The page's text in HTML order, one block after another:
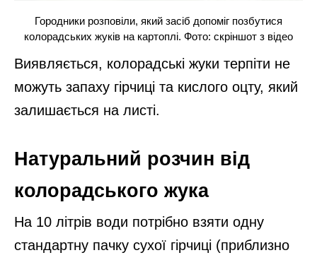
Городники розповіли, який засіб допоміг позбутися
колорадських жуків на картоплі. Фото: скріншот з відео
Виявляється, колорадські жуки терпіти не
можуть запаху гірчиці та кислого оцту, який
залишається на листі.
Натуральний розчин від
колорадського жука
На 10 літрів води потрібно взяти одну
стандартну пачку сухої гірчиці (приблизно